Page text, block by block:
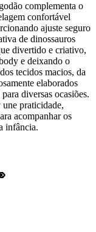
complementa o
confortável
ajuste seguro
de dinossauros
divertido e criativo,
e deixando o
tecidos macios, da
elaborados
diversas ocasiões.
praticidade,
acompanhar os
infância.